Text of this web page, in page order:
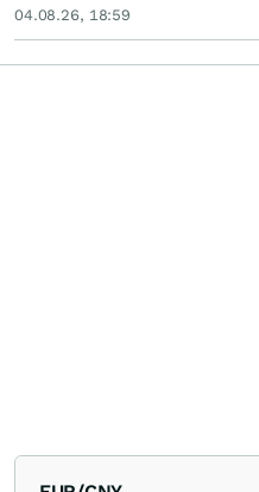
04.08.26, 18:59